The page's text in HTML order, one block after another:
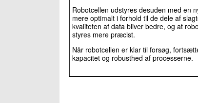
Robotcellen udstyres desuden med en
mere optimalt i forhold til de dele af
kvaliteten af data bliver bedre, og at
styres mere præcist.
Når robotcellen er klar til forsøg,
kapacitet og robusthed af processerne.